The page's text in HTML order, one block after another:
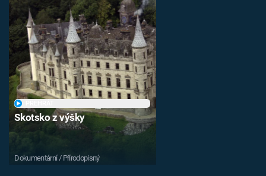
Skotsko z výšky
Dokumentární / Přírodopisný